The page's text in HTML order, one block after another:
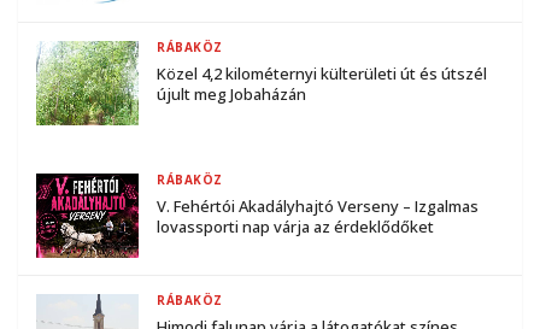
Közel 4,2 kilométernyi külterületi út és útszél
újult meg Jobaházán
RÁBAKÖZ
V. Fehértói Akadályhajtó Verseny – Izgalmas
lovassporti nap várja az érdeklődőket
RÁBAKÖZ
RÁBAKÖZ